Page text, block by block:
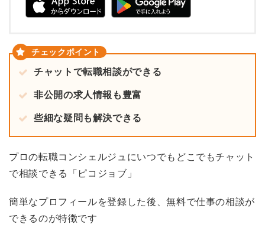
チャットで転職相談ができる
非公開の求人情報も豊富
些細な疑問も解決できる
プロの転職コンシェルジュにいつでもどこでもチャット
で相談できる「ピコジョブ」
簡単なプロフィールを登録した後、無料で仕事の相談が
できるのが特徴です